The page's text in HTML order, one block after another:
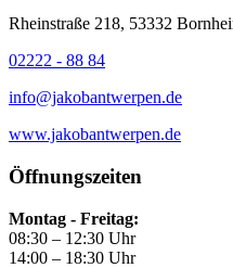
Rheinstraße 218, 53332
02222 - 88 84
info@jakobantwerpen.de
www.jakobantwerpen.de
Öffnungszeiten
Montag - Freitag:
08:30 – 12:30 Uhr
14:00 – 18:30 Uhr